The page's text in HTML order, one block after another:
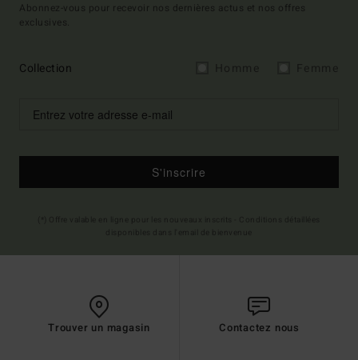
Abonnez-vous pour recevoir nos dernières actus et nos offres
exclusives.
Collection
S'inscrire
Trouver un magasin Contactez nous